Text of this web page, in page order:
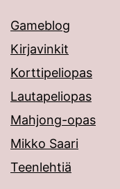
Gameblog
Kirjavinkit
Korttipeliopas
Lautapeliopas
Mahjong-opas
Mikko Saari
Teenlehtiä